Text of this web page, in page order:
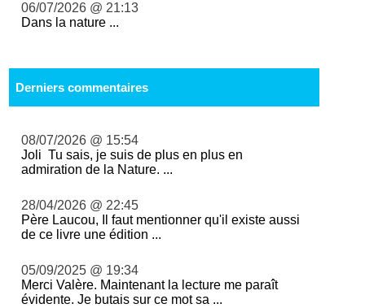
06/07/2026 @ 21:13
Dans la nature ...
Derniers commentaires
08/07/2026 @ 15:54
Joli Tu sais, je suis de plus en plus en
admiration de la Nature. ...
28/04/2026 @ 22:45
Père Laucou, Il faut mentionner qu'il existe aussi
de ce livre une édition ...
05/09/2025 @ 19:34
Merci Valère. Maintenant la lecture me paraît
évidente. Je butais sur ce mot sa ...